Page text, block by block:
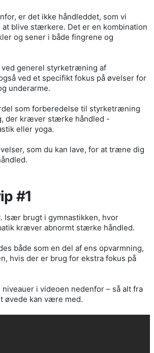
er det ikke håndleddet, som vi
blive stærkere. Det er en kombination
og sener i både fingrene og
ved generel styrketræning af
ved et specifikt fokus på øvelser for
underarme.
som forberedelse til styrketræning
der kræver stærke håndled -
eller yoga.
som du kan lave, for at træne dig
#1
Især brugt i gymnastikken, hvor
kræver abnormt stærke håndled.
både som en del af ens opvarmning,
hvis der er brug for ekstra fokus på
i videoen nedenfor – så alt fra
øvede kan være med.